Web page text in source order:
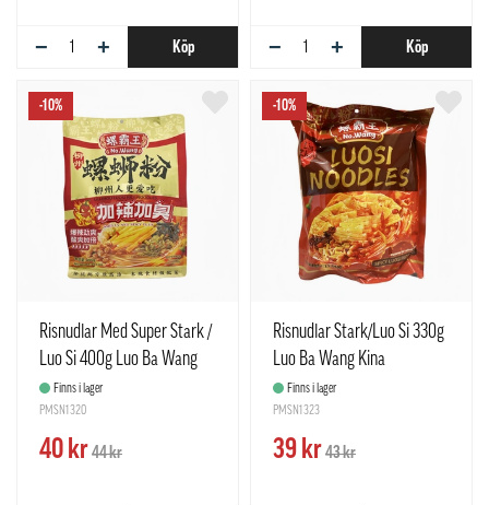
− + Köp − + Köp
-10%
Risnudlar Med Super Stark /
Luo Si 400g Luo Ba Wang
KinaFinns i lager
PMSN1320
40 kr44 kr
-10%
Risnudlar Stark/Luo Si 330g
Luo Ba Wang Kina
Finns i lager
PMSN1323
39 kr43 kr